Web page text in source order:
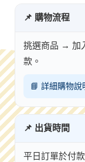
📌 購物流程
挑選商品 → 加
款。
📘 詳細購物說
📌 出貨時間
平日訂單於付